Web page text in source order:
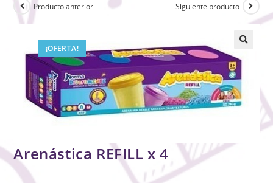
¡OFERTA!
Producto anterior Siguiente producto
🔍
Arenástica REFILL x 4